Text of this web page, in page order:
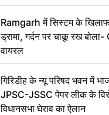
Ramgarh में सिस्टम के
ड्रामा, गर्दन पर चाकू रख
वायरल
गिरिडीह के न्यू परिषद भवन में
JPSC-JSSC पेपर लीक के
विधानसभा घेराव का ऐलान